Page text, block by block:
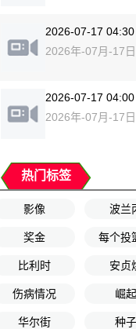
2026-07-17 04:30
2026年-07月-17日
2026-07-17
2026年-07月-17日
热门标签
影像 波兰
奖金 每个投
比利时 安贞
伤病情况 崛起
华尔街 种子